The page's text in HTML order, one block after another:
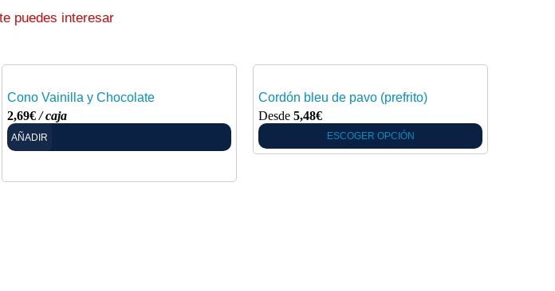
puedes interesar
Cono Vainilla y Chocolate
2,69€/ caja
AÑADIR
Cordón bleu de pavo (prefrito)
Desde 5,48€
ESCOGER OPCIÓN